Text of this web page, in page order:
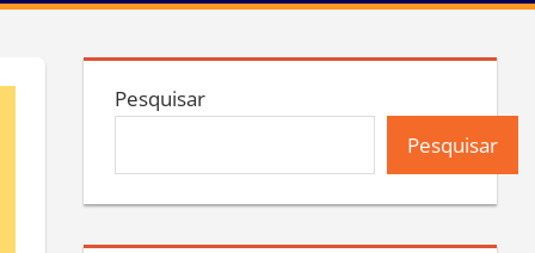
Pesquisar
Pesquisar